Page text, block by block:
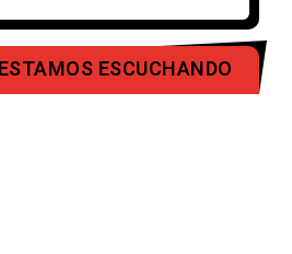
ESCUCHANDO